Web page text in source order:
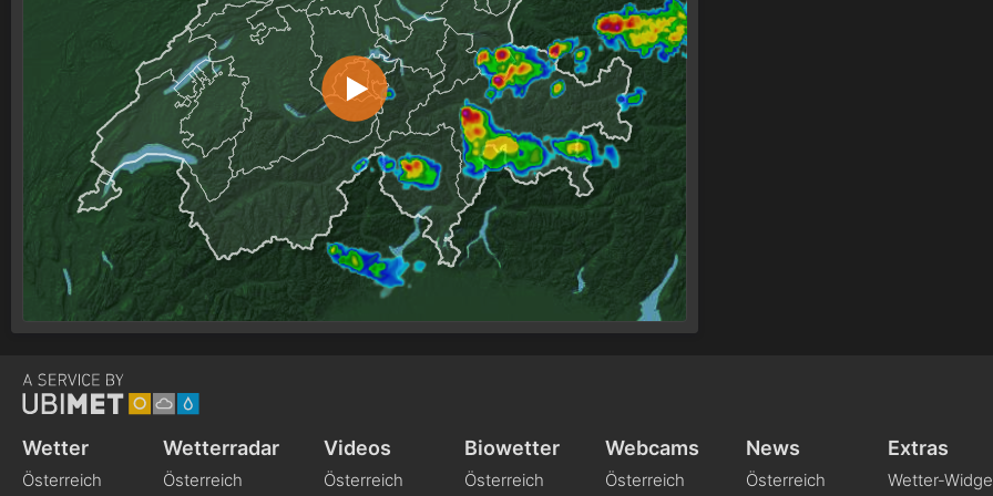
Wetter
Österreich
Wetterradar
Österreich
Videos
Österreich
Biowetter
Österreich
Webcams
Österreich
News
Österreich
Extras
Wetter-